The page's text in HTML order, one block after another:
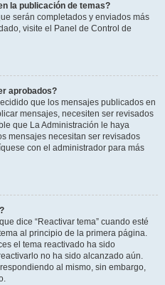
la publicación de temas?
serán completados y enviados más
visite el Panel de Control de
aprobados?
que los mensajes publicados en
mensajes, necesiten ser revisados
que La Administración le haya
mensajes necesitan ser revisados
con el administrador para más
dice “Reactivar tema” cuando esté
al principio de la primera página.
el tema reactivado ha sido
no ha sido alcanzado aún.
al mismo, sin embargo,